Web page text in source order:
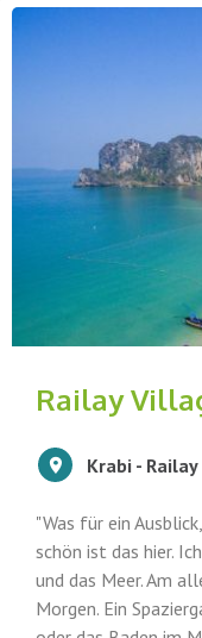
Railay
Krabi -
"Was für ein
schön ist das hier.
und das Meer. Am
Morgen. Ein